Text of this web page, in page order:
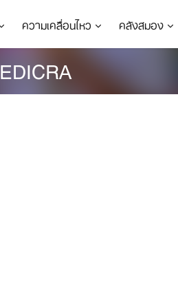
ความเคลื่อนไหว คลังสมอง
EDICRA